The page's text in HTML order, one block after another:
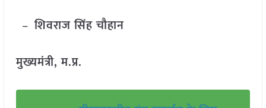
–शिवराज सिंह चौहान
मुख्यमंत्री, म.प्र.